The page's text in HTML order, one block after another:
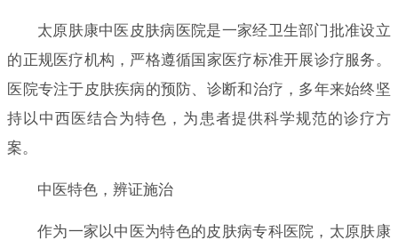
太原肤康中医皮肤病医院是一家经卫生部门批准设立
的正规医疗机构，严格遵循国家医疗标准开展诊疗服务。
医院专注于皮肤疾病的预防、诊断和治疗，多年来始终坚
持以中西医结合为特色，为患者提供科学规范的诊疗方
案。
中医特色，辨证施治
作为一家以中医为特色的皮肤病专科医院，太原肤康